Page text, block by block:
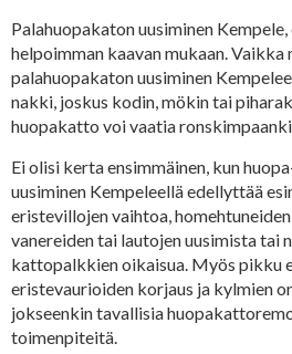
Palahuopakaton uusiminen Kempele,
helpoimman kaavan mukaan. Vaikka
palahuopakaton uusiminen
nakki, joskus kodin, mökin tai
huopakatto voi vaatia
Ei olisi kerta ensimmäinen, kun
uusiminen Kempeleellä edellyttää
eristevillojen vaihtoa,
vanereiden tai lautojen uusimista tai
kattopalkkien oikaisua. Myös pikku
eristevaurioiden korjaus ja kylmien
jokseenkin tavallisia
toimenpiteitä.